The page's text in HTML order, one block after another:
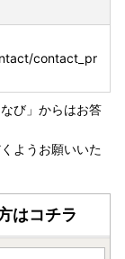
contact_pr
び」からはお答
ようお願いいた
はコチラ